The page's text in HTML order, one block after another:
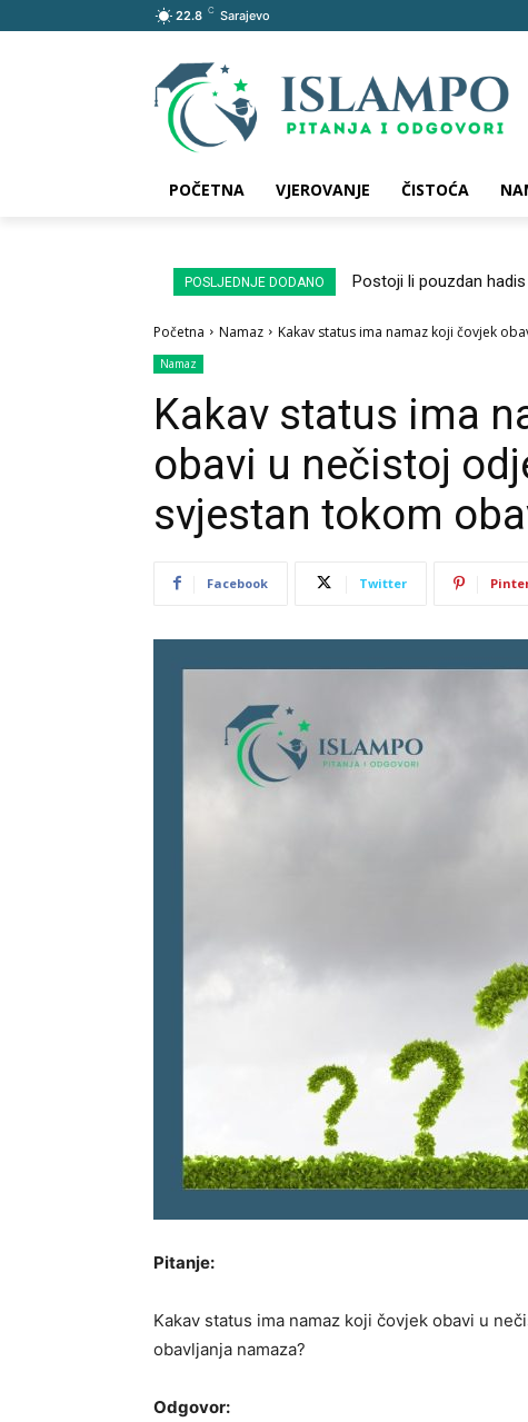
22.8 C Sarajevo
POČETNA VJEROVANJE ČISTOĆA
POSLJEDNJE DODANO Postoji li pouzdan
Početna Namaz Kakav status ima namaz koji čovjek
Namaz
Kakav status ima
obavi u nečistoj
svjestan tokom
Facebook Twitter
Pitanje:
Kakav status ima namaz koji čovjek obavi u
obavljanja namaza?
Odgovor: